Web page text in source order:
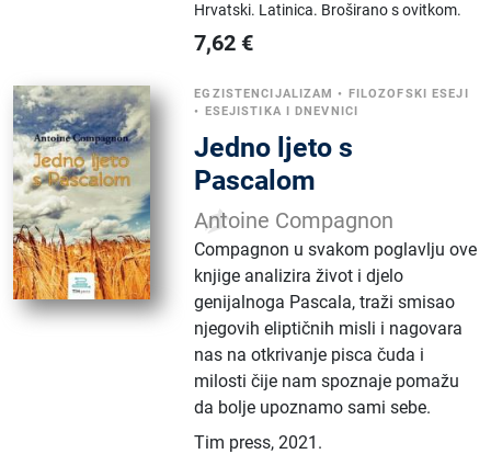
Hrvatski. Latinica. Broširano s ovitkom.
7,62 €
EGZISTENCIJALIZAM • FILOZOFSKI ESEJI
• ESEJISTIKA I DNEVNICI
Jedno ljeto s
Pascalom
Antoine Compagnon
Compagnon u svakom poglavlju ove
knjige analizira život i djelo
genijalnoga Pascala, traži smisao
njegovih eliptičnih misli i nagovara
nas na otkrivanje pisca čuda i
milosti čije nam spoznaje pomažu
da bolje upoznamo sami sebe.
Tim press,2021.